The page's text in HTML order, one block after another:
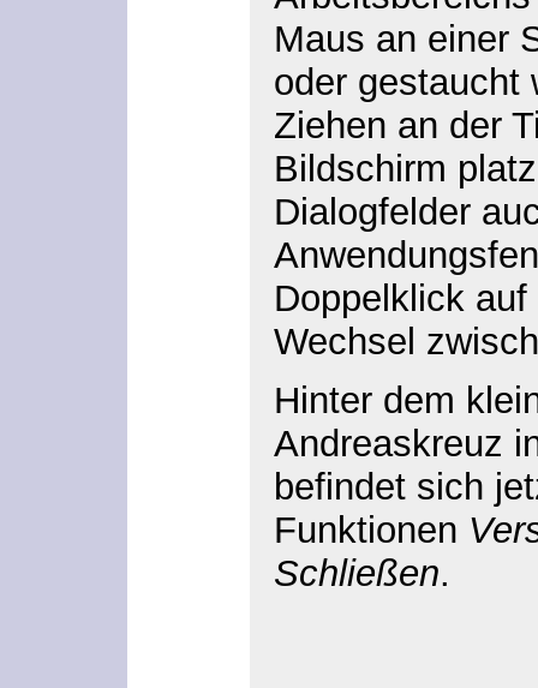
Maus an einer
oder gestaucht
Ziehen an der
Bildschirm
Dialogfelder
Doppelklick
Wechsel
Hinter dem
Andreaskreuz
befindet sich
Funktionen
Schließen.